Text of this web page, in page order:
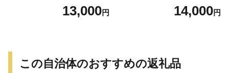
13,000円 14,000円
この自治体のおすすめの返礼品